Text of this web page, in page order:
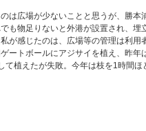
は広場が少ないことと思うが、勝
も物足りないと外港が設置され、
感じたのは、広場等の管理は利用
ートボールにアジサイを植え、昨
植えたが失敗。今年は枝を1時間